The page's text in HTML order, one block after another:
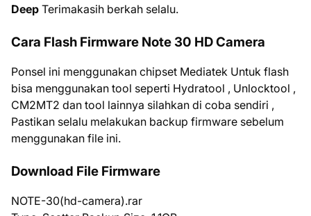
Deep Terimakasih berkah selalu.
Cara Flash Firmware Note 30 HD Camera
Ponsel ini menggunakan chipset Mediatek Untuk flash
bisa menggunakan tool seperti Hydratool , Unlocktool ,
CM2MT2 dan tool lainnya silahkan di coba sendiri ,
Pastikan selalu melakukan backup firmware sebelum
menggunakan file ini.
Download File Firmware
NOTE-30(hd-camera).rar